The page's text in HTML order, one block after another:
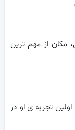
مکان از مهم ترین
تجربه ی او در